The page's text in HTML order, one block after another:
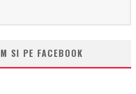
SI PE FACEBOOK